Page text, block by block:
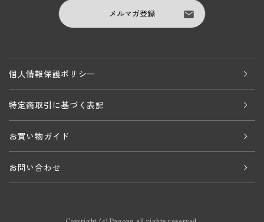
メルマガ登録
個人情報保護ポリシー
特定商取引に基づく表記
お買い物ガイド
お問い合わせ